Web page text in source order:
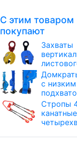
С этим товаром
покупают
Захваты
с низким
Стропы
канатные